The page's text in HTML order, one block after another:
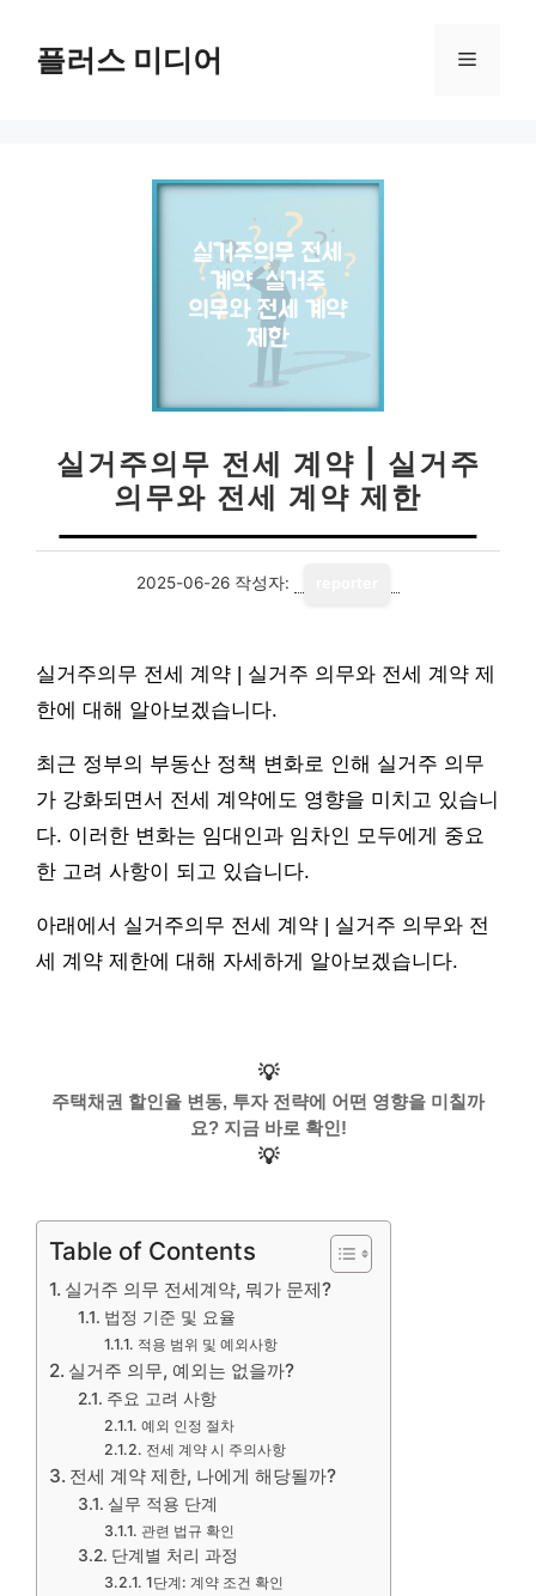
플러스 미디어 메
실거주의무 전세 계약 | 실거주
의무와 전세 계약 제한
2025-06-26 작성자:
실거주의무 전세 계약 | 실거주 의무와 전세 계약 제
한에 대해 알아보겠습니다.
최근 정부의 부동산 정책 변화로 인해 실거주 의무
가 강화되면서 전세 계약에도 영향을 미치고 있습니
다. 이러한 변화는 임대인과 임차인 모두에게 중요
한 고려 사항이 되고 있습니다.
아래에서 실거주의무 전세 계약 | 실거주 의무와 전
세 계약 제한에 대해 자세하게 알아보겠습니다.
💡
주택채권 할인율 변동, 투자 전략에 어떤 영향을 미칠까
요? 지금 바로 확인!
💡
Table of Contents
실거주 의무 전세계약, 뭐가 문제?
법정 기준 및 요율
적용 범위 및 예외사항
실거주 의무, 예외는 없을까?
주요 고려 사항
예외 인정 절차
전세 계약 시 주의사항
전세 계약 제한, 나에게 해당될까?
실무 적용 단계
관련 법규 확인
단계별 처리 과정
1단계: 계약 조건 확인